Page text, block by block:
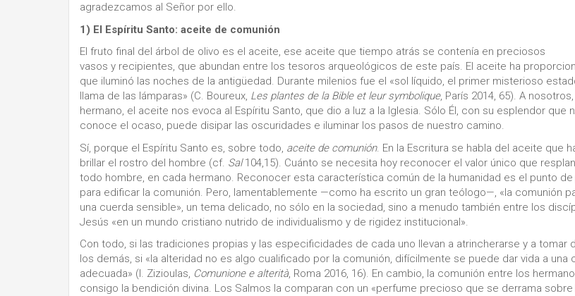
agradezcamos al Señor por ello.
1) El Espíritu Santo: aceite de comunión
El fruto final del árbol de olivo es el aceite, ese aceite que tiempo atrás se contenía en preciosos
vasos y recipientes, que abundan entre los tesoros arqueológicos de este país. El aceite ha
que iluminó las noches de la antigüedad. Durante milenios fue el «sol líquido, el primer misterioso
llama de las lámparas» (C. Boureux, Les plantes de la Bible et leur symbolique, París 2014, 65). A
hermano, el aceite nos evoca al Espíritu Santo, que dio a luz a la Iglesia. Sólo Él, con su esplendor que
conoce el ocaso, puede disipar las oscuridades e iluminar los pasos de nuestro camino.
Sí, porque el Espíritu Santo es, sobre todo, aceite de comunión. En la Escritura se habla del aceite que
brillar el rostro del hombre (cf. Sal104,15). Cuánto se necesita hoy reconocer el valor único que
todo hombre, en cada hermano. Reconocer esta característica común de la humanidad es el punto de
para edificar la comunión. Pero, lamentablemente —como ha escrito un gran teólogo—, «la comunión
una cuerda sensible», un tema delicado, no sólo en la sociedad, sino a menudo también entre los
Jesús «en un mundo cristiano nutrido de individualismo y de rigidez institucional».
Con todo, si las tradiciones propias y las especificidades de cada uno llevan a atrincherarse y a tomar
los demás, si «la alteridad no es algo cualificado por la comunión, difícilmente se puede dar vida a una
adecuada» (I. Zizioulas, Comunione e alterità, Roma 2016, 16). En cambio, la comunión entre los
consigo la bendición divina. Los Salmos la comparan con un «perfume precioso que se derrama sobre